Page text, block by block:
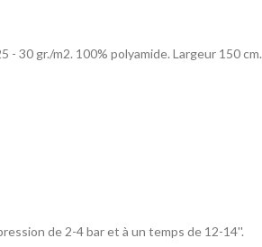
30 gr./m2. 100% polyamide. Largeur 150 cm.
de 2-4 bar et à un temps de 12-14''.